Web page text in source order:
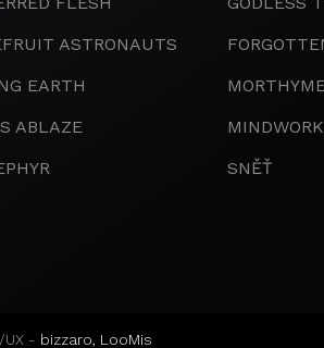
ASTRONAUTS
EARTH
ABLAZE
MINDWORK
SNĚŤ
UX - bizzaro, LooMis